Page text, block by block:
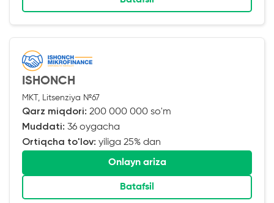
ISHONCH
MKT, Litsenziya №67
Qarz miqdori: 200 000 000 so'm
Muddati: 36 oygacha
Ortiqcha to'lov: yiliga 25% dan
Onlayn ariza
Batafsil